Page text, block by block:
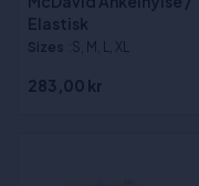
Elastisk
Sizes :S, M, L, XL
283,00 kr